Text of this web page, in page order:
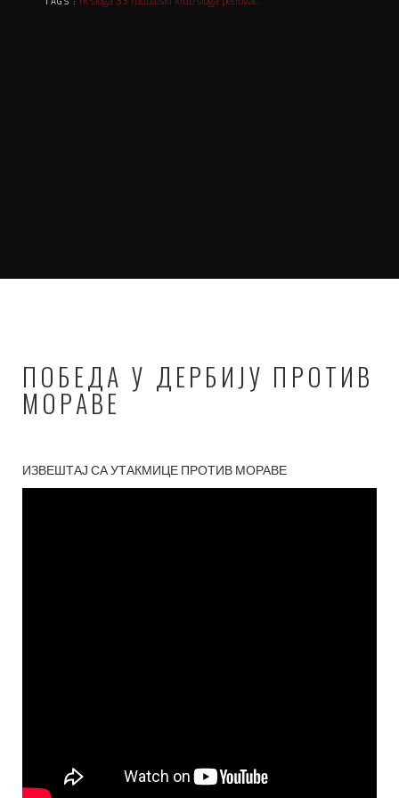
ПОБЕДА У ДЕРБИЈУ ПРОТИВ
МОРАВЕ
ИЗВЕШТАЈ СА УТАКМИЦЕ ПРОТИВ МОРАВЕ